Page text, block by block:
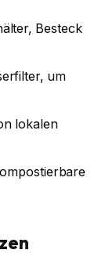
Besteck
um
lokalen